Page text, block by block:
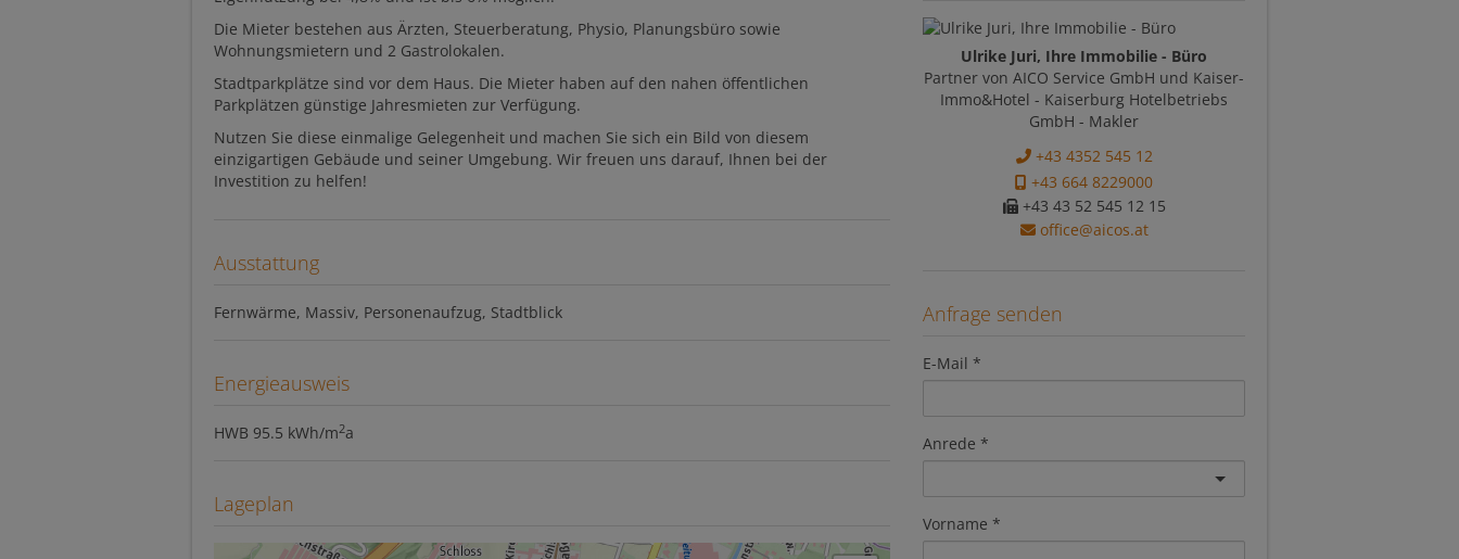
Die Mieter bestehen aus Ärzten, Steuerberatung, Physio, Planungsbüro sowie
Wohnungsmietern und 2 Gastrolokalen.
Stadtparkplätze sind vor dem Haus. Die Mieter haben auf den nahen öffentlichen
Parkplätzen günstige Jahresmieten zur Verfügung.
Nutzen Sie diese einmalige Gelegenheit und machen Sie sich ein Bild von diesem
einzigartigen Gebäude und seiner Umgebung. Wir freuen uns darauf, Ihnen bei der
Investition zu helfen!
Ausstattung
Fernwärme Massiv Personenaufzug Stadtblick
Energieausweis
HWB 95.5 kWh/m2a
Lageplan
Ulrike Juri, Ihre Immobilie - Büro
Partner von AICO Service GmbH und Kaiser-
Immo&Hotel - Kaiserburg Hotelbetriebs
GmbH - Makler
+43 4352 545 12
+43 664 8229000
+43 43 52 545 12 15
office@aicos.at
Anfrage senden
E-Mail
Anrede
Vorname